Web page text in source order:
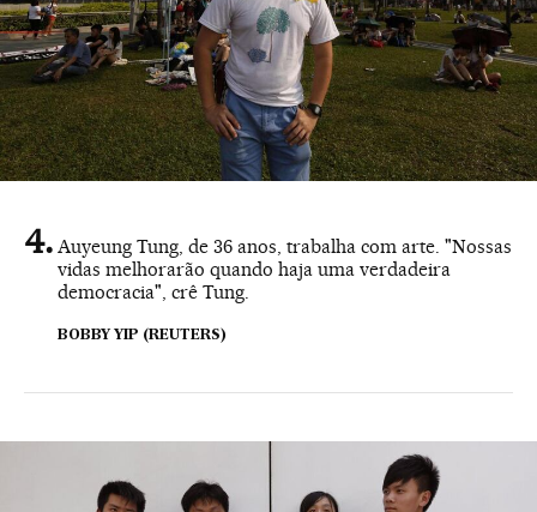
Auyeung Tung, de 36 anos, trabalha com arte. "Nossas
vidas melhorarão quando haja uma verdadeira
democracia", crê Tung.
BOBBY YIP (REUTERS)